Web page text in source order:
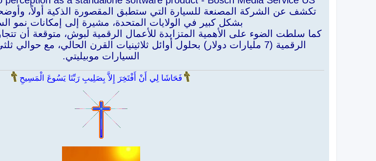
تكشف عن الشركة المصنعة للسيارة التي ستطبق المقصورة الذكية أولاً،
بشكل كبير في الولايات المتحدة، مشيرة إلى إمكانات نمو
كما سلطت الضوء على الأهمية المتزايدة للأعمال الرقمية لبوش، متوقعة أن
الرقمية (7 مليارات دولار) بحلول أوائل ثلاثينيات القرن الحالي، مع
السيارات موبيليتي.
فَحَاشَا لِي أَنْ أَفْتَخِرَ إِلاَّ بِصَلِيبِ رَبِّنَا يَسُوعَ الْمَسِيحِ